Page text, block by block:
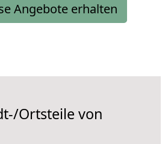
Angebote erhalten
Ortsteile von